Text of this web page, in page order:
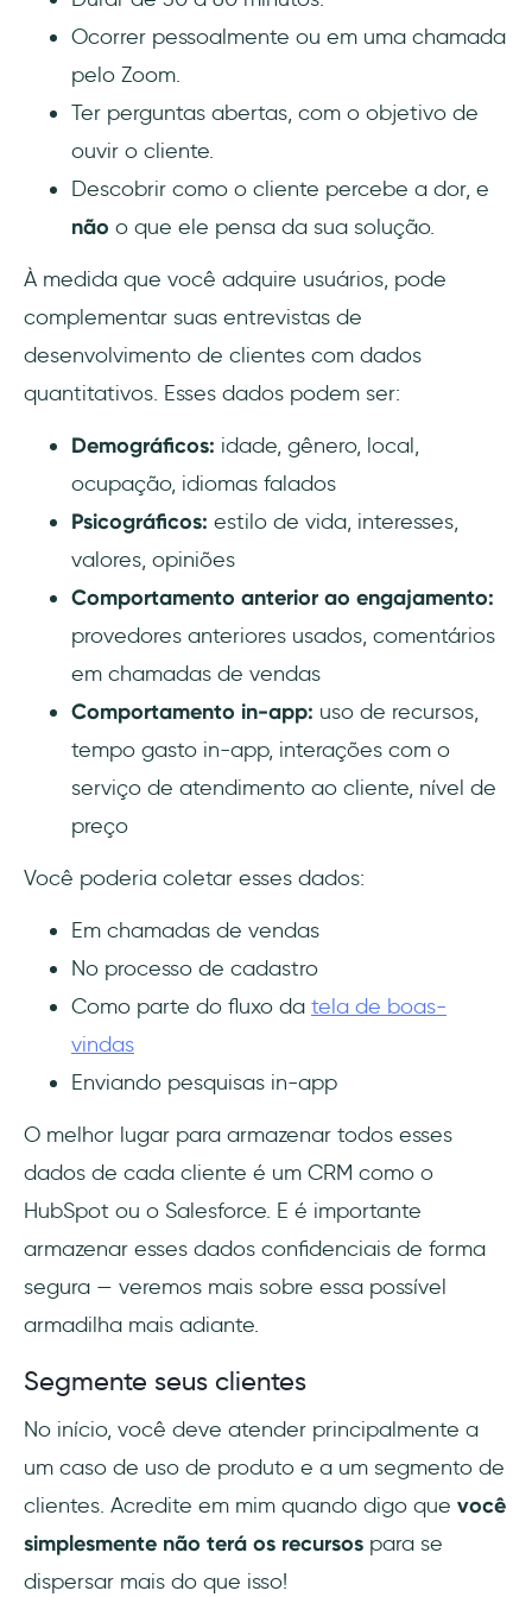
Ocorrer pessoalmente ou em uma chamada
pelo Zoom.
Ter perguntas abertas, com o objetivo de
ouvir o cliente.
Descobrir como o cliente percebe a dor, e
não o que ele pensa da sua solução.
À medida que você adquire usuários, pode
complementar suas entrevistas de
desenvolvimento de clientes com dados
quantitativos. Esses dados podem ser:
Demográficos: idade, gênero, local,
ocupação, idiomas falados
Psicográficos: estilo de vida, interesses,
valores, opiniões
Comportamento anterior ao engajamento:
provedores anteriores usados, comentários
em chamadas de vendas
Comportamento in-app: uso de recursos,
tempo gasto in-app, interações com o
serviço de atendimento ao cliente, nível de
preço
Você poderia coletar esses dados:
Em chamadas de vendas
No processo de cadastro
Como parte do fluxo da tela de boas-
vindas
Enviando pesquisas in-app
O melhor lugar para armazenar todos esses
dados de cada cliente é um CRM como o
HubSpot ou o Salesforce. E é importante
armazenar esses dados confidenciais de forma
segura — veremos mais sobre essa possível
armadilha mais adiante.
Segmente seus clientes
No início, você deve atender principalmente a
um caso de uso de produto e a um segmento de
clientes. Acredite em mim quando digo que você
simplesmente não terá os recursos para se
dispersar mais do que isso!